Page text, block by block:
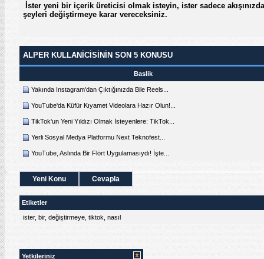
İster yeni bir içerik üreticisi olmak isteyin, ister sadece
şeyleri değiştirmeye karar vereceksiniz.
ALPER KULLANICISININ SON 5 KONUSU
Baslik
Yakında Instagram'dan Çıktığınızda Bile Reels...
YouTube'da Küfür Kıyamet Videolara Hazır Olun!...
TikTok'un Yeni Yıldızı Olmak İsteyenlere: TikTok...
Yerli Sosyal Medya Platformu Next Teknofest...
YouTube, Aslında Bir Flört Uygulamasıydı! İşte...
Yeni Konu Cevapla
Etiketler
ister, bir, değiştirmeye tiktok nasıl
Yetkileriniz